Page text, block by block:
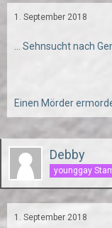
1. September 2018
... Sehnsucht nach
Einen Mörder
Debby
younggay
1. September 2018